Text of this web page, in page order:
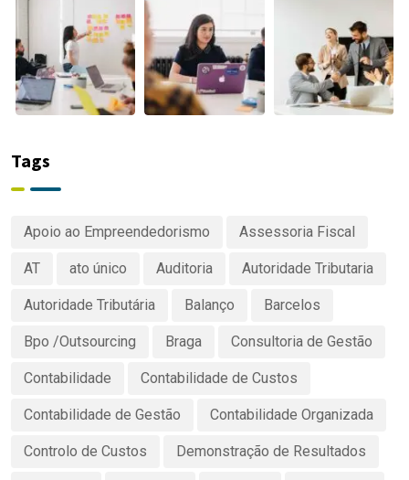
Tags
Apoio ao Empreendedorismo Assessoria Fiscal
AT ato único Auditoria Autoridade Tributaria
Autoridade Tributária Balanço Barcelos
Bpo /Outsourcing Braga Consultoria de Gestão
Contabilidade Contabilidade de Custos
Contabilidade de Gestão Contabilidade Organizada
Controlo de Custos Demonstração de Resultados